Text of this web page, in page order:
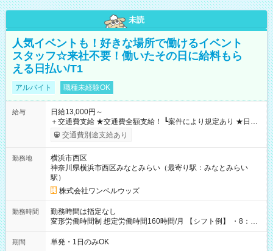
未読
人気イベントも！好きな場所で働けるイベント
スタッフ☆来社不要！働いたその日に給料もら
える日払い/T1
アルバイト 職種未経験OK
給与
日給13,000円～
＋交通費支給 ★交通費全額支給！ ┗案件により規定あり ★日払
いOK！（規定あり） ┗働いたその日に現金GET♪ お仕事後はコ
ンビニATMから 日払い分を引き落とせます！ 【試用期間】試
交通費別途支給あり
勤務地
横浜市西区
神奈川県横浜市西区みなとみらい（最寄り駅：みなとみらい
駅）
株式会社ワンベルウッズ
勤務時間
勤務時間は指定なし
変形労働時間制 想定労働時間160時間/月 【シフト例】 ・8：00
～21：00
期間 単発・1日のみOK